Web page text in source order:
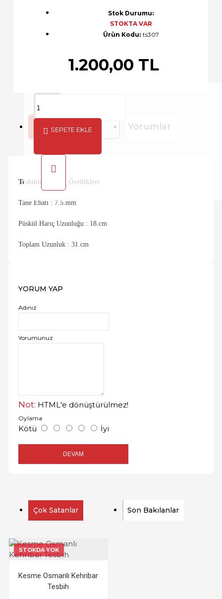
1.200,00 TL
Stok Durumu:
STOKTA VAR
Ürün Kodu: ts307
SEPETE EKLE
Açıklama Yorumlar
Tesbihin Teknik Özellikleri
Tane Ebatı : 7.5.mm
Püskül Harıç Uzunluğu : 18.cm
Toplam Uzunluk : 31.cm
YORUM YAP
Adınız
Yorumunuz
Not: HTML'e dönüştürülmez!
Oylama
Kötü İyi
DEVAM
Çok Satanlar Son Bakılanlar
STOKDA YOK
Kesme Osmanlı Kehribar
Tesbih